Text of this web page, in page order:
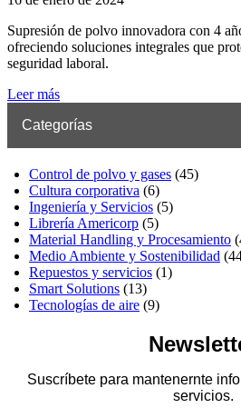
Supresión de polvo innovadora con 4
ofreciendo soluciones integrales que
seguridad laboral.
Leer más
Categorías
Control de polvo y gases (45)
Cultura corporativa (6)
Ingeniería y Servicios (5)
Librería Americorp (5)
Material Handling y Procesamiento
Medio Ambiente y Sostenibilidad
Repuestos y servicios (1)
Smart Solutions (13)
Tecnologías de aire (9)
Suscríbete para mantenernte
servicios.